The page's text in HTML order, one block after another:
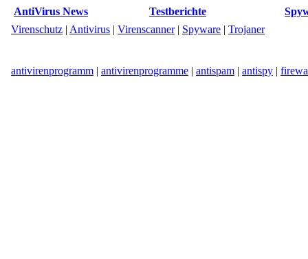
AntiVirus News Testberichte
Virenschutz | Antivirus | Virenscanner| Spyware | Trojaner
antivirenprogramm | antivirenprogramme | antispam | antispy |